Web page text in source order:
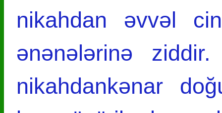
nikahdan əvvəl
ənənələrinə
nikahdankənar